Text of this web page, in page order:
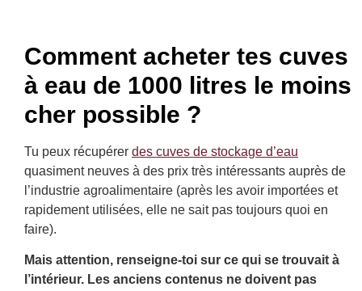
Comment acheter tes cuves
à eau de 1000 litres le moins
cher possible ?
Tu peux récupérer des cuves de stockage d’eau
quasiment neuves à des prix très intéressants auprès de
l’industrie agroalimentaire (après les avoir importées et
rapidement utilisées, elle ne sait pas toujours quoi en
faire).
Mais attention, renseigne-toi sur ce qui se trouvait à
l’intérieur. Les anciens contenus ne doivent pas